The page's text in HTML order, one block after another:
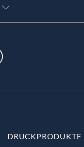
DRUCKPRODUKTE